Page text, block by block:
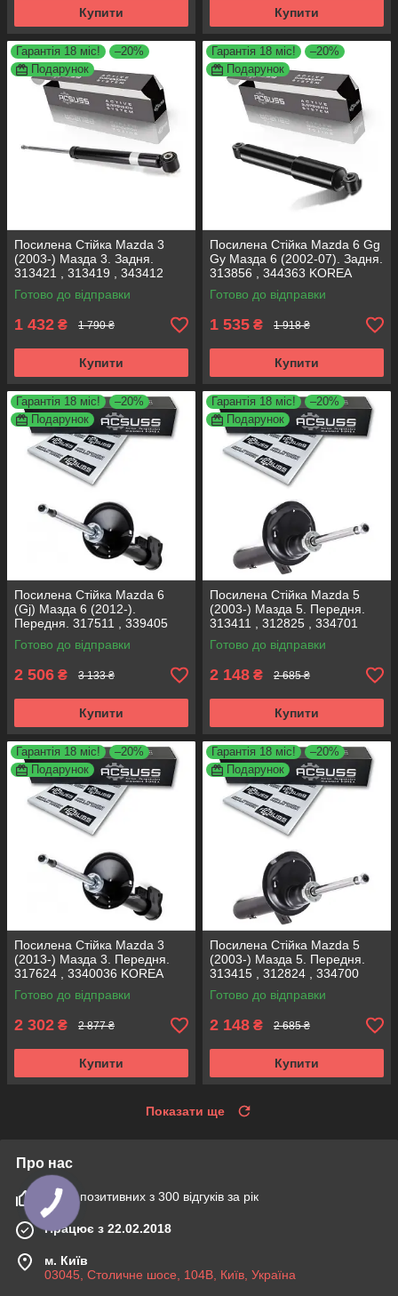
Купити Купити
Гарантія 18 міс!
–20%
Подарунок
Посилена Стійка Mazda 3
(2003-) Мазда 3. Задня.
313421 , 313419 , 343412
KOREA Аксусс!
Готово до відправки
1 432 ₴ 1 790 ₴
Купити
Гарантія 18 міс!
–20%
Подарунок
Посилена Стійка Mazda 6 Gg
Gy Мазда 6 (2002-07). Задня.
313856 , 344363 KOREA
Аксусс!
Готово до відправки
1 535 ₴ 1 918 ₴
Купити
Гарантія 18 міс!
–20%
Подарунок
Посилена Стійка Mazda 6
(Gj) Мазда 6 (2012-).
Передня. 317511 , 339405
KOREA Аксусс!
Готово до відправки
2 506 ₴ 3 133 ₴
Купити
Гарантія 18 міс!
–20%
Подарунок
Посилена Стійка Mazda 5
(2003-) Мазда 5. Передня.
313411 , 312825 , 334701
KOREA Аксусс!
Готово до відправки
2 148 ₴ 2 685 ₴
Купити
Гарантія 18 міс!
–20%
Подарунок
Посилена Стійка Mazda 3
(2013-) Мазда 3. Передня.
317624 , 3340036 KOREA
Аксусс!
Готово до відправки
2 302 ₴ 2 877 ₴
Купити
Гарантія 18 міс!
–20%
Подарунок
Посилена Стійка Mazda 5
(2003-) Мазда 5. Передня.
313415 , 312824 , 334700
KOREA Аксусс!
Готово до відправки
2 148 ₴ 2 685 ₴
Купити
Показати ще
Про нас
100% позитивних з 300 відгуків за рік
Працює з 22.02.2018
м. Київ
03045, Столичне шосе, 104B, Київ, Україна